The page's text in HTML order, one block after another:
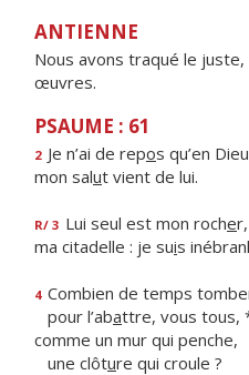
ANTIENNE
Nous avons traqué le
œuvres.
PSAUME : 61
2 Je n’ai de repos qu’en
mon salut vient de lui.
R/ 3 Lui seul est mon roche
ma citadelle : je suis
4 Combien de temps
pour l’abattre, vous tous,
comme un mur qui penche,
une clôture qui croule ?